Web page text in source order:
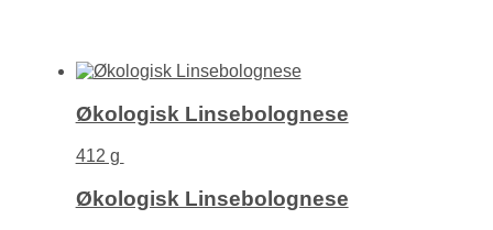
Økologisk Linsebolognese
412 g
Økologisk Linsebolognese